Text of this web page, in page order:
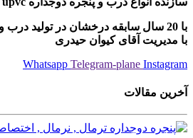
با 20 سال سابقه درخشان در تولید درب و پنجره
با مدیریت آقای کیوان حیدری
Whatsapp Telegram-plane Instagram
آخرین مقالات